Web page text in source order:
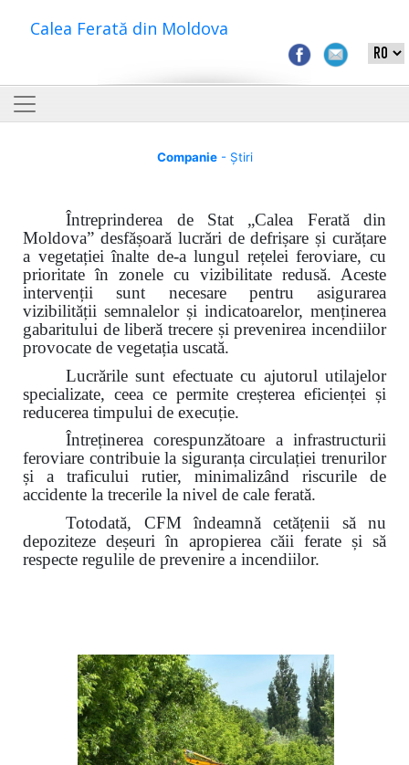
Calea Ferată din Moldova
Companie- Știri
Întreprinderea de Stat „Calea Ferată din
Moldova” desfășoară lucrări de defrișare și curățare
a vegetației înalte de-a lungul rețelei feroviare, cu
prioritate în zonele cu vizibilitate redusă. Aceste
intervenții sunt necesare pentru asigurarea
vizibilității semnalelor și indicatoarelor, menținerea
gabaritului de liberă trecere și prevenirea incendiilor
provocate de vegetația uscată.
Lucrările sunt efectuate cu ajutorul utilajelor
specializate, ceea ce permite creșterea eficienței și
reducerea timpului de execuție.
Întreținerea corespunzătoare a infrastructurii
feroviare contribuie la siguranța circulației trenurilor
și a traficului rutier, minimalizând riscurile de
accidente la trecerile la nivel de cale ferată.
Totodată, CFM îndeamnă cetățenii să nu
depoziteze deșeuri în apropierea căii ferate și să
respecte regulile de prevenire a incendiilor.